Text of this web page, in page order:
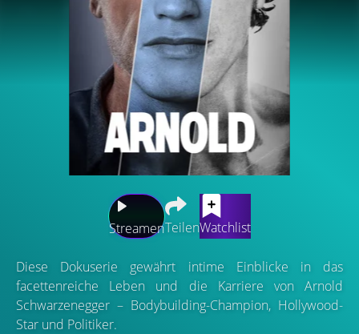
StreamenTeilenWatchlist
Diese Dokuserie gewährt intime Einblicke in das
facettenreiche Leben und die Karriere von Arnold
Schwarzenegger – Bodybuilding-Champion, Hollywood-
Star und Politiker.